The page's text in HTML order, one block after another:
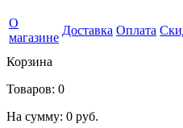
О
магазине
Доставка Оплата
Корзина
Товаров: 0
На сумму: 0 руб.